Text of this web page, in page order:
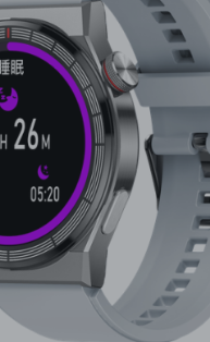
vrijeme